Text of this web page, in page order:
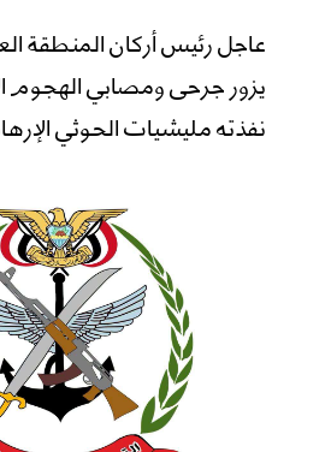
عاجل رئيس أركان المنطقة
يزور جرحى ومصابي الهجوم
نفذته مليشيات الحوثي